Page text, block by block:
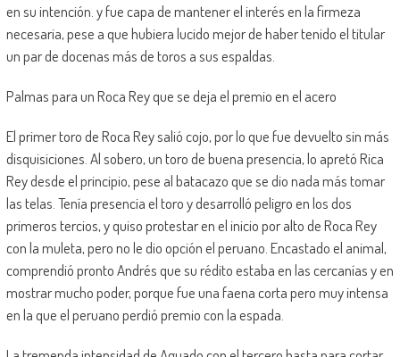
en su intención. y fue capa de mantener el interés en la firmeza
necesaria, pese a que hubiera lucido mejor de haber tenido el titular
un par de docenas más de toros a sus espaldas.
Palmas para un Roca Rey que se deja el premio en el acero
El primer toro de Roca Rey salió cojo, por lo que fue devuelto sin más
disquisiciones. Al sobero, un toro de buena presencia, lo apretó Rica
Rey desde el principio, pese al batacazo que se dio nada más tomar
las telas. Tenía presencia el toro y desarrolló peligro en los dos
primeros tercios, y quiso protestar en el inicio por alto de Roca Rey
con la muleta, pero no le dio opción el peruano. Encastado el animal,
comprendió pronto Andrés que su rédito estaba en las cercanías y en
mostrar mucho poder, porque fue una faena corta pero muy intensa
en la que el peruano perdió premio con la espada.